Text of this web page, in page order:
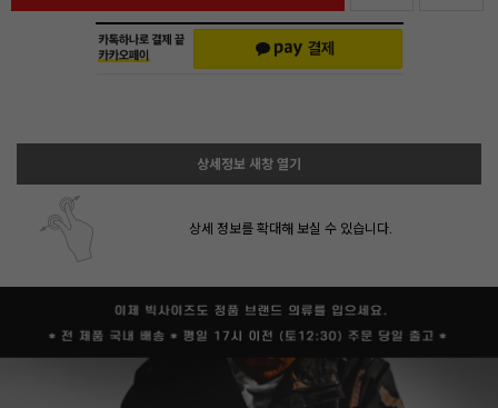
상세정보 새창 열기
상세 정보를 확대해 보실 수 있습니다.